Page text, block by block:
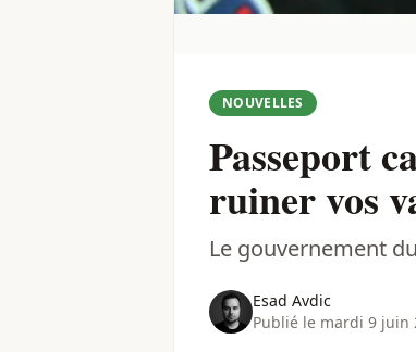
NOUVELLES
Passeport
ruiner vos
Le gouvernement
Esad Avdic
Publié le mardi 9 juin